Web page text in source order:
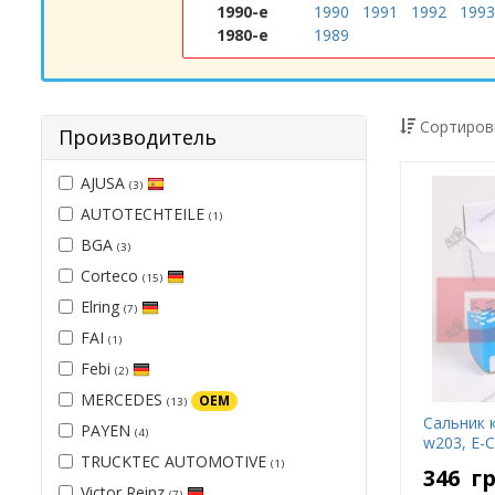
1990-е 1990 1991 1992
1993
1980-е
1989
Производитель
AJUSA (3)
AUTOTECHTEILE (1)
BGA (3)
Corteco (15)
Elring (7)
FAI (1)
Febi (2)
MERCEDES (13) OEM
PAYEN (4)
TRUCKTEC AUTOMOTIVE (1)
Сальник
w203, E-
346